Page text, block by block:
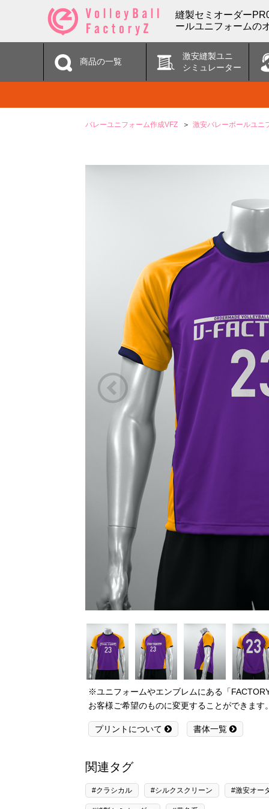
縫製セミオーダー
ールユニフォームの
商品の一覧
激安縫製ユニ
シミュレーター
バレーユニフォーム作成VFZ 激安バレーボールユニ
※ユニフォームやエンブレムにある「
お客様ご希望のものに変更することができます。
プリントについて 書体一覧
関連タグ
#クラシカル #シルクスクリーン #激安オー